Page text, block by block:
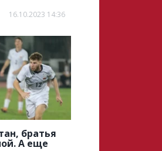
16.10.2023 14:36
братья
А еще